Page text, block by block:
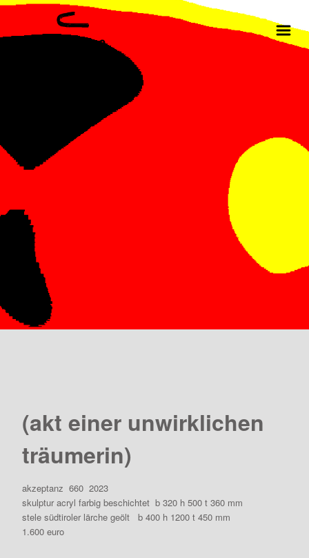
(akt einer unwirklichen
träumerin)
akzeptanz 660 2023
skulptur acryl farbig beschichtet b 320 h 500 t 360 mm
stele südtiroler lärche geölt
b 400 h 1200 t 450 mm
1.600 euro